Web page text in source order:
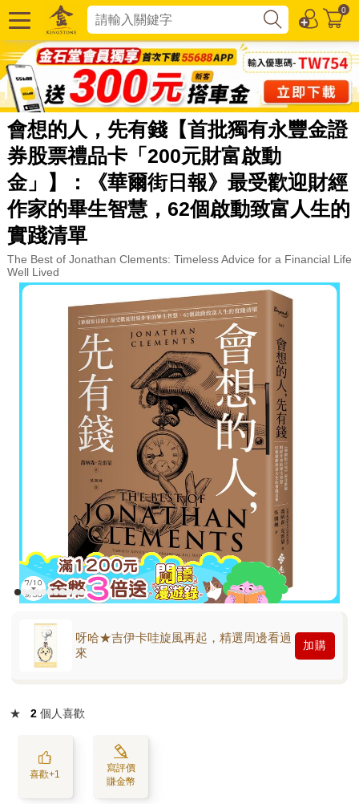
0
會想的人，先有錢【首批獨有永豐金證
券股票禮品卡「200元財富啟動
金」】：《華爾街日報》最受歡迎財經
作家的畢生智慧，62個啟動致富人生的
實踐清單
The Best of Jonathan Clements: Timeless Advice for a Financial Life
Well Lived
呀哈★吉伊卡哇旋風再起，精選周邊看過
來
加購
★ 2 個人喜歡
喜歡+1
寫評價
賺金幣